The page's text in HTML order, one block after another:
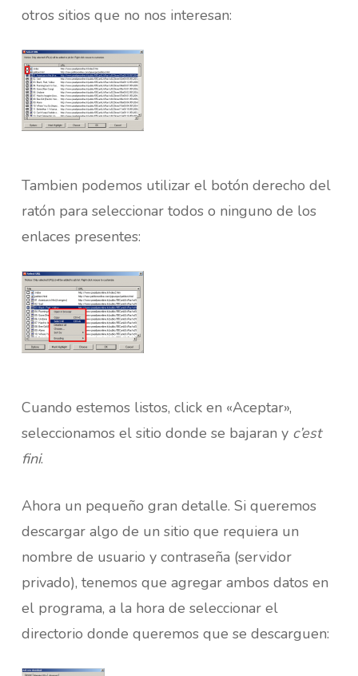
otros sitios que no nos interesan:
Tambien podemos utilizar el botón derecho del
ratón para seleccionar todos o ninguno de los
enlaces presentes:
Cuando estemos listos, click en «Aceptar»,
seleccionamos el sitio donde se bajaran y c’est
fini.
Ahora un pequeño gran detalle. Si queremos
descargar algo de un sitio que requiera un
nombre de usuario y contraseña (servidor
privado), tenemos que agregar ambos datos en
el programa, a la hora de seleccionar el
directorio donde queremos que se descarguen: